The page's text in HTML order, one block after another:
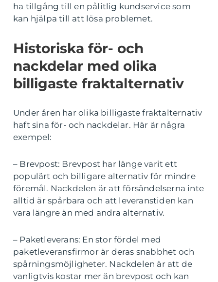
ha tillgång till en pålitlig kundservice som
kan hjälpa till att lösa problemet.
Historiska för- och
nackdelar med olika
billigaste fraktalternativ
Under åren har olika billigaste fraktalternativ
haft sina för- och nackdelar. Här är några
exempel:
– Brevpost: Brevpost har länge varit ett
populärt och billigare alternativ för mindre
föremål. Nackdelen är att försändelserna inte
alltid är spårbara och att leveranstiden kan
vara längre än med andra alternativ.
– Paketleverans: En stor fördel med
paketleveransfirmor är deras snabbhet och
spårningsmöjligheter. Nackdelen är att de
vanligtvis kostar mer än brevpost och kan